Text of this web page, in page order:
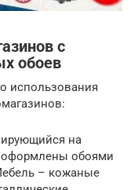
с
обоев
использования
на
оформлены обоями
– кожаные